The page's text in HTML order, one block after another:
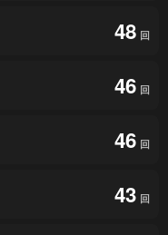
48 回
46 回
46 回
43 回